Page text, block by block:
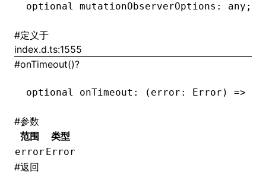
optional mutationObserverOptions : any;
#定义于
index.d.ts:1555
#onTimeout()?
optional onTimeout : (error : Error ) =>
#参数
范围
类型
error Error
#返回